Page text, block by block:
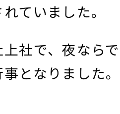
ていました。
社で、夜なら
となりました。